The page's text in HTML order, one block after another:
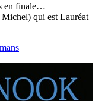
en finale…
qui est Lauréat